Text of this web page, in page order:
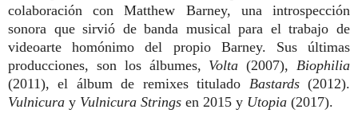
colaboración con Matthew Barney, una introspección
sonora que sirvió de banda musical para el trabajo de
videoarte homónimo del propio Barney. Sus últimas
producciones, son los álbumes, Volta(2007), Biophilia
(2011), el álbum de remixes titulado Bastards(2012).
Vulnicura y Vulnicura Strings en 2015 y Utopia (2017).